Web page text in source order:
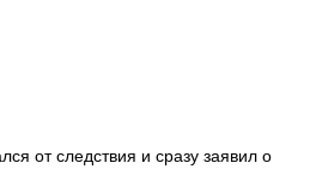
от следствия и сразу заявил о